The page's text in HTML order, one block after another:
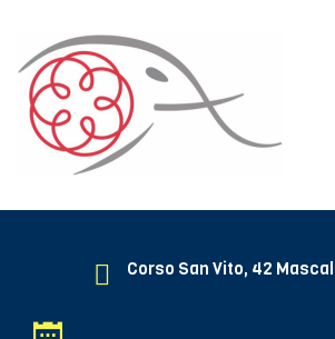
Corso San Vito, 42